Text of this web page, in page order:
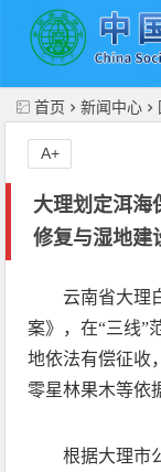
首页 新闻中心
大理划定洱海
修复与湿地建
A+
云南省大理
案》，在“三线”
地依法有偿征收
零星林果木等依
根据大理市